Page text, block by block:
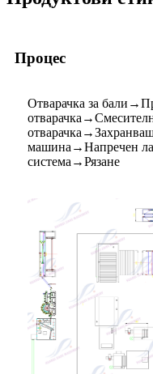
Процес
Отварачка за
машина→Напречен
система→Рязане